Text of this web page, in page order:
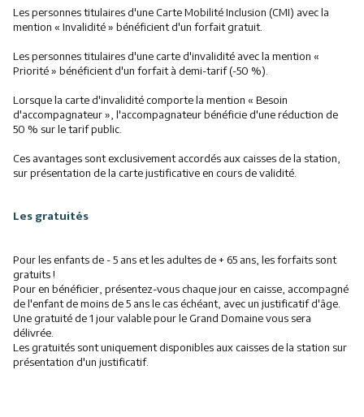
Les personnes titulaires d'une Carte Mobilité Inclusion (CMI) avec la
mention « Invalidité » bénéficient d'un forfait gratuit.
Les personnes titulaires d'une carte d'invalidité avec la mention «
Priorité » bénéficient d'un forfait à demi-tarif (-50 %).
Lorsque la carte d'invalidité comporte la mention « Besoin
d'accompagnateur », l'accompagnateur bénéficie d'une réduction de
50 % sur le tarif public.
Ces avantages sont exclusivement accordés aux caisses de la station,
sur présentation de la carte justificative en cours de validité.
Les gratuités
Pour les enfants de - 5 ans et les adultes de + 65 ans, les forfaits sont
gratuits !
Pour en bénéficier, présentez-vous chaque jour en caisse, accompagné
de l'enfant de moins de 5 ans le cas échéant, avec un justificatif d'âge.
Une gratuité de 1 jour valable pour le Grand Domaine vous sera
délivrée.
Les gratuités sont uniquement disponibles aux caisses de la station sur
présentation d'un justificatif.